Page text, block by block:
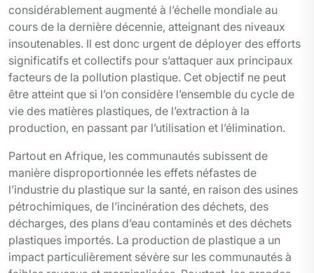
considérablement augmenté à l’échelle mondiale au
cours de la dernière décennie, atteignant des niveaux
insoutenables. Il est donc urgent de déployer des efforts
significatifs et collectifs pour s’attaquer aux principaux
facteurs de la pollution plastique. Cet objectif ne peut
être atteint que si l’on considère l’ensemble du cycle de
vie des matières plastiques, de l’extraction à la
production, en passant par l’utilisation et l’élimination.
Partout en Afrique, les communautés subissent de
manière disproportionnée les effets néfastes de
l’industrie du plastique sur la santé, en raison des usines
pétrochimiques, de l’incinération des déchets, des
décharges, des plans d’eau contaminés et des déchets
plastiques importés. La production de plastique a un
impact particulièrement sévère sur les communautés à